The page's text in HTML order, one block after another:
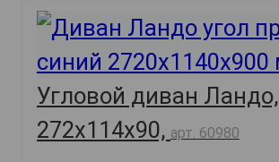
Угловой диван Ландо,
272х114х90, арт. 60980